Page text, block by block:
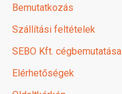
Bemutatkozás
Szállítási feltételek
SEBO Kft. cégbemutatása
Elérhetőségek